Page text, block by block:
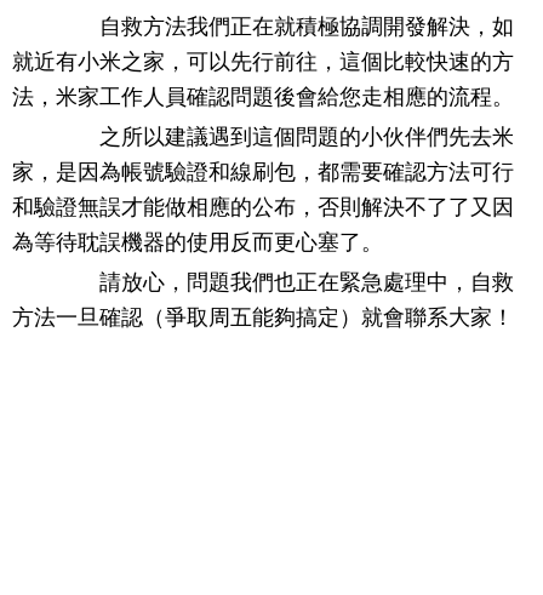
自救方法我們正在就積極協調開發解決，如
就近有小米之家，可以先行前往，這個比較快速的方
法，米家工作人員確認問題後會給您走相應的流程。
之所以建議遇到這個問題的小伙伴們先去米
家，是因為帳號驗證和線刷包，都需要確認方法可行
和驗證無誤才能做相應的公布，否則解決不了了又因
為等待耽誤機器的使用反而更心塞了。
請放心，問題我們也正在緊急處理中，自救
方法一旦確認（爭取周五能夠搞定）就會聯系大家！